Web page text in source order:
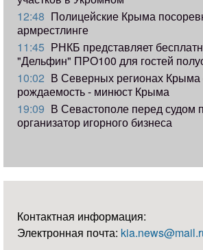
12:48 Полицейские Крыма
армрестлинге
11:45 РНКБ представляет
"Дельфин" ПРО100 для гостей
10:02 В Северных регионах Крыма
рождаемость - минюст Крыма
19:09 В Севастополе перед судом
организатор игорного бизнеса
Контактная информация:
Электронная почта: